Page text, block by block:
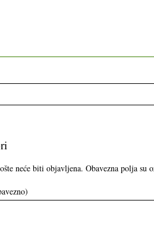
neće biti objavljena. Obavezna polja su